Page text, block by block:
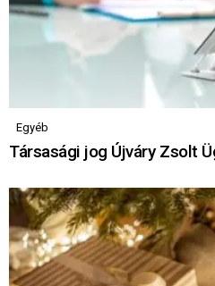
Egyéb
Társasági jog Újváry Zsolt